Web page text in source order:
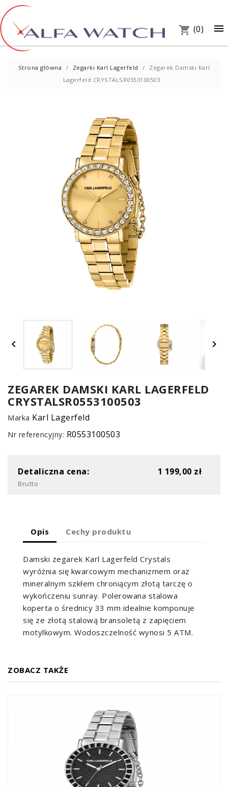

shopping_cart (0)
Strona główna Zegarki Karl Lagerfeld
Zegarek Damski Karl
Lagerfeld CRYSTALSR0553100503
 
ZEGAREK DAMSKI KARL LAGERFELD
CRYSTALSR0553100503
Marka Karl Lagerfeld
Nr referencyjny: R0553100503
Detaliczna cena: 1 199,00 zł
Brutto
Opis Cechy produktu
Damski zegarek Karl Lagerfeld Crystals
wyróżnia się kwarcowym mechanizmem oraz
mineralnym szkłem chroniącym złotą tarczę o
wykończeniu sunray. Polerowana stalowa
koperta o średnicy 33 mm idealnie komponuje
się ze złotą stalową bransoletą z zapięciem
motylkowym. Wodoszczelność wynosi 5 ATM.
ZOBACZ TAKŻE